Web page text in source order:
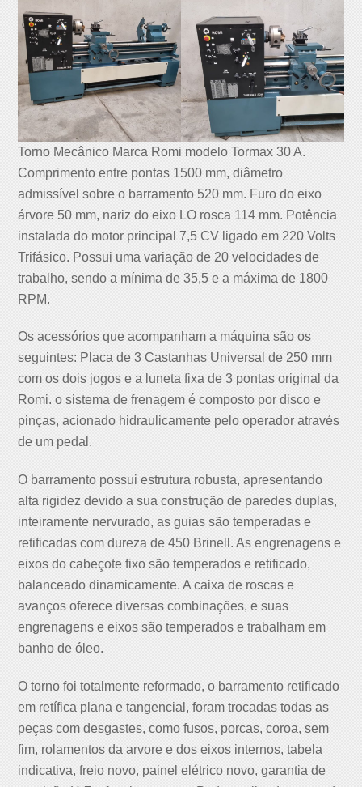
Torno Mecânico Marca Romi modelo Tormax 30 A.
Comprimento entre pontas 1500 mm, diâmetro
admissível sobre o barramento 520 mm. Furo do eixo
árvore 50 mm, nariz do eixo LO rosca 114 mm. Potência
instalada do motor principal 7,5 CV ligado em 220 Volts
Trifásico. Possui uma variação de 20 velocidades de
trabalho, sendo a mínima de 35,5 e a máxima de 1800
RPM.
Os acessórios que acompanham a máquina são os
seguintes: Placa de 3 Castanhas Universal de 250 mm
com os dois jogos e a luneta fixa de 3 pontas original da
Romi. o sistema de frenagem é composto por disco e
pinças, acionado hidraulicamente pelo operador através
de um pedal.
O barramento possui estrutura robusta, apresentando
alta rigidez devido a sua construção de paredes duplas,
inteiramente nervurado, as guias são temperadas e
retificadas com dureza de 450 Brinell. As engrenagens e
eixos do cabeçote fixo são temperados e retificado,
balanceado dinamicamente. A caixa de roscas e
avanços oferece diversas combinações, e suas
engrenagens e eixos são temperados e trabalham em
banho de óleo.
O torno foi totalmente reformado, o barramento retificado
em retífica plana e tangencial, foram trocadas todas as
peças com desgastes, como fusos, porcas, coroa, sem
fim, rolamentos da arvore e dos eixos internos, tabela
indicativa, freio novo, painel elétrico novo, garantia de